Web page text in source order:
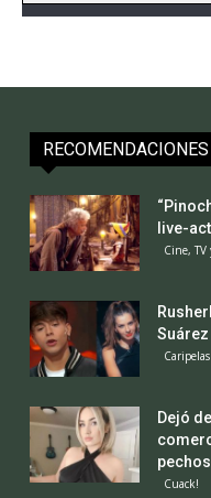
live-
Cine, TV
Suárez
Caripelas
Dejó
pechos
Cuack!